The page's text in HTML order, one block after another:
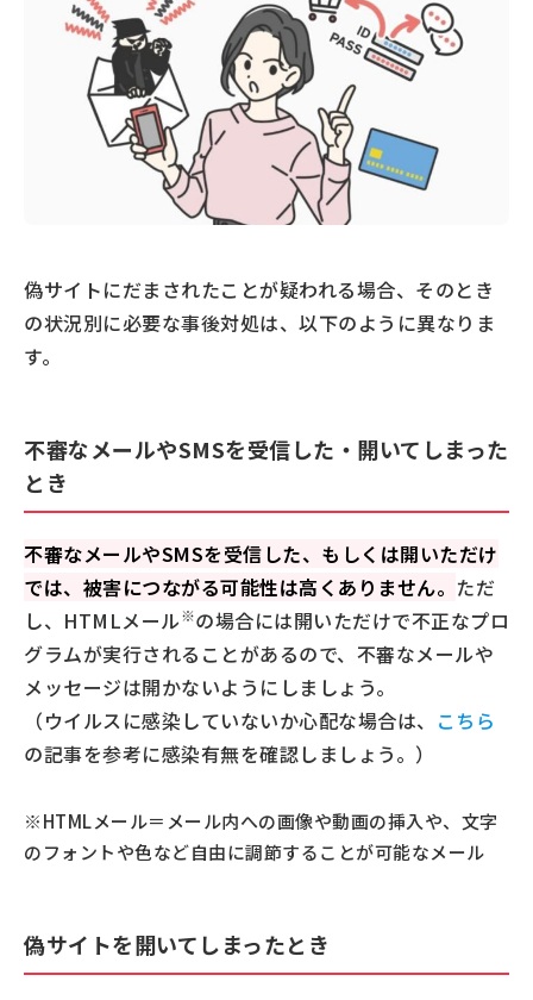
偽サイトにだまされたことが疑われる場合、そのとき
の状況別に必要な事後対処は、以下のように異なりま
す。
不審なメールやSMSを受信した・開いてしまった
とき
不審なメールやSMSを受信した、もしくは開いただけ
では、被害につながる可能性は高くありません。 ただ
し、HTMLメール※の場合には開いただけで不正なプロ
グラムが実行されることがあるので、不審なメールや
メッセージは開かないようにしましょう。
（ウイルスに感染していないか心配な場合は、 こちら
の記事を参考に感染有無を確認しましょう。）
※HTMLメール＝メール内への画像や動画の挿入や、文字
のフォントや色など自由に調節することが可能なメール
偽サイトを開いてしまったとき